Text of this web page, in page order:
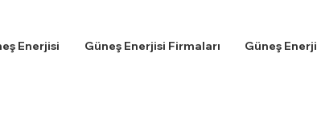
Enerjisi Güneş Enerjisi Firmaları Güneş